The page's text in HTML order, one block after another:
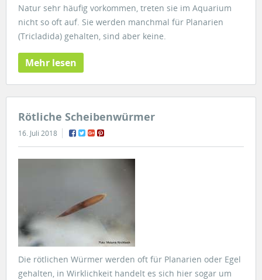
Natur sehr häufig vorkommen, treten sie im Aquarium
nicht so oft auf. Sie werden manchmal für Planarien
(Tricladida) gehalten, sind aber keine.
Mehr lesen
Rötliche Scheibenwürmer
16. Juli 2018
Die rötlichen Würmer werden oft für Planarien oder Egel
gehalten, in Wirklichkeit handelt es sich hier sogar um